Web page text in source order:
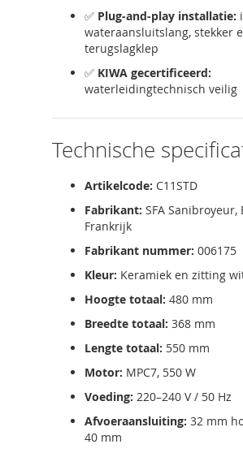
✅ Plug-and-play installatie:
wateraansluitslang, stekker
terugslagklep
✅ KIWA gecertificeerd:
waterleidingtechnisch veilig
Technische
Artikelcode: C11STD
Fabrikant: SFA Sanibroyeur,
Frankrijk
Fabrikant nummer: 006175
Kleur: Keramiek en zitting
Hoogte totaal: 480 mm
Breedte totaal: 368 mm
Lengte totaal: 550 mm
Motor: MPC7, 550 W
Voeding: 220–240 V / 50 Hz
Afvoeraansluiting: 32 mm
40 mm